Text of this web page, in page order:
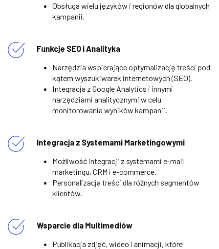
Obsługa wielu języków i regionów dla globalnych
kampanii.
Funkcje SEO i Analityka
Narzędzia wspierające optymalizację treści pod
kątem wyszukiwarek internetowych (SEO).
Integracja z Google Analytics i innymi
narzędziami analitycznymi w celu
monitorowania wyników kampanii.
Integracja z Systemami Marketingowymi
Możliwość integracji z systemami e-mail
marketingu, CRM i e-commerce.
Personalizacja treści dla różnych segmentów
klientów.
Wsparcie dla Multimediów
Publikacja zdjęć, wideo i animacji, które